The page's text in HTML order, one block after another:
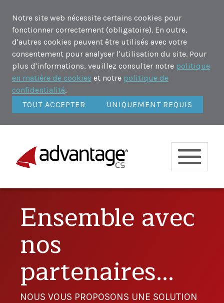
Notre site web nécessite certains cookies pour
fonctionner correctement (obligatoire). En outre,
d'autres cookies peuvent être utilisés avec votre
consentement pour analyser l'utilisation du site. Pour
plus d'informations, veuillez consulter notre politique
en matière de cookies et notre politique de
confidentialité.
TOUT ACCEPTER
UNIQUEMENT REQUIS
Ensemble avec
nos
partenaires...
NOUS VOUS PROPOSONS UNE SOLUTION